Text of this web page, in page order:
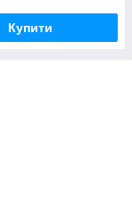
Купити